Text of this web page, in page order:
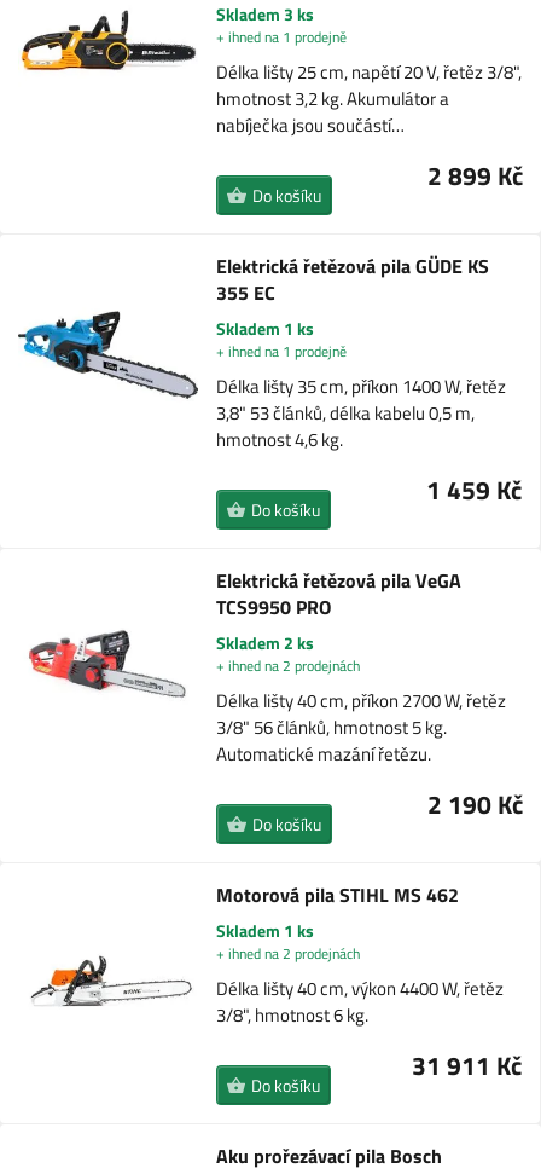
Skladem 3 ks
+ ihned na 1 prodejně
Délka lišty 25 cm, napětí 20 V, řetěz 3/8",
hmotnost 3,2 kg. Akumulátor a
nabíječka jsou součástí…
2 899 Kč
Do košíku
Elektrická řetězová pila GÜDE KS
355 EC
Skladem 1 ks
+ ihned na 1 prodejně
Délka lišty 35 cm, příkon 1400 W, řetěz
3,8" 53 článků, délka kabelu 0,5 m,
hmotnost 4,6 kg.
1 459 Kč
Do košíku
Elektrická řetězová pila VeGA
TCS9950 PRO
Skladem 2 ks
+ ihned na 2 prodejnách
Délka lišty 40 cm, příkon 2700 W, řetěz
3/8" 56 článků, hmotnost 5 kg.
Automatické mazání řetězu.
2 190 Kč
Do košíku
Motorová pila STIHL MS 462
Skladem 1 ks
+ ihned na 2 prodejnách
Délka lišty 40 cm, výkon 4400 W, řetěz
3/8", hmotnost 6 kg.
31 911 Kč
Do košíku
Aku prořezávací pila Bosch